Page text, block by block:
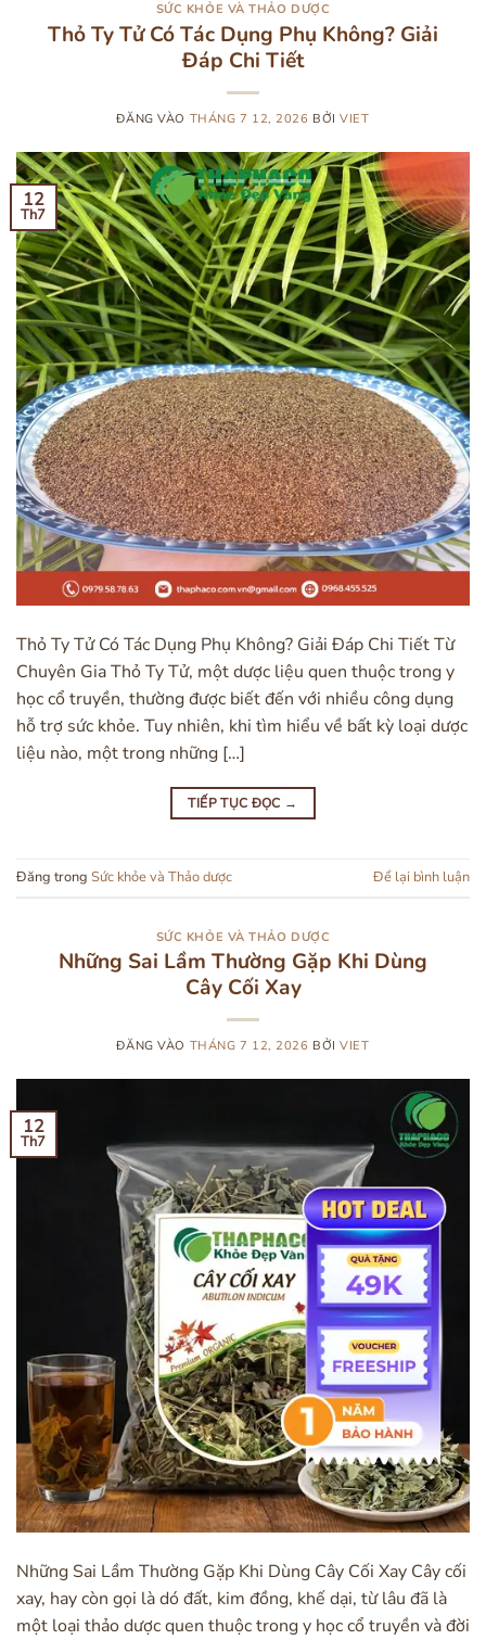
SỨC KHỎE VÀ THẢO DƯỢC
Thỏ Ty Tử Có Tác Dụng Phụ Không? Giải
Đáp Chi Tiết
ĐĂNG VÀO THÁNG 7 12, 2026 BỞIVIET
12
Th7
Thỏ Ty Tử Có Tác Dụng Phụ Không? Giải Đáp Chi Tiết Từ
Chuyên Gia Thỏ Ty Tử, một dược liệu quen thuộc trong y
học cổ truyền, thường được biết đến với nhiều công dụng
hỗ trợ sức khỏe. Tuy nhiên, khi tìm hiểu về bất kỳ loại dược
liệu nào, một trong những […]
TIẾP TỤC ĐỌC →
Đăng trong Sức khỏe và Thảo dược Để lại bình luận
SỨC KHỎE VÀ THẢO DƯỢC
Những Sai Lầm Thường Gặp Khi Dùng
Cây Cối Xay
ĐĂNG VÀO THÁNG 7 12, 2026 BỞIVIET
12
Th7
Những Sai Lầm Thường Gặp Khi Dùng Cây Cối Xay Cây cối
xay, hay còn gọi là dó đất, kim đồng, khế dại, từ lâu đã là
một loại thảo dược quen thuộc trong y học cổ truyền và đời